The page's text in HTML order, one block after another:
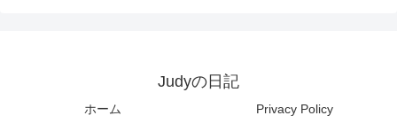
Judyの日記
ホーム Privacy Policy